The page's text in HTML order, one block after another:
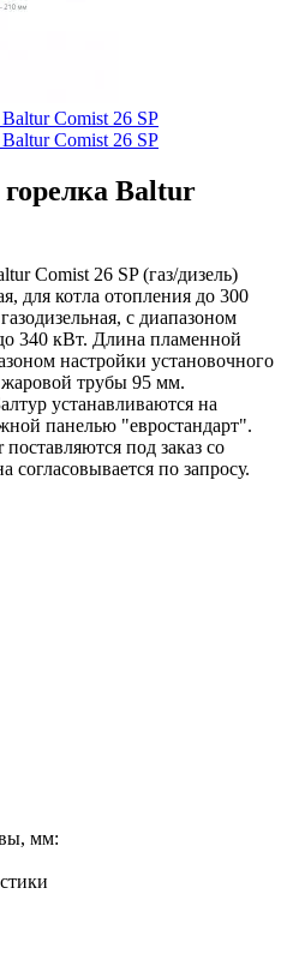
Baltur
Comist 26 SP (газ/дизель)
для котла отопления до 300
с диапазоном
340 кВт. Длина пламенной
настройки установочного
трубы 95 мм.
устанавливаются на
панелью "евростандарт".
под заказ со
по запросу.
мм: